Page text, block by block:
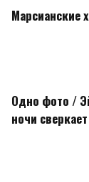
Марсианские
Одно фото /
ночи сверкает